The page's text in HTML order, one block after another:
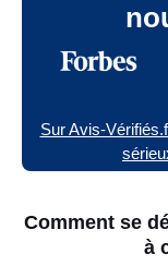
Sur Avis-
Comment se
à